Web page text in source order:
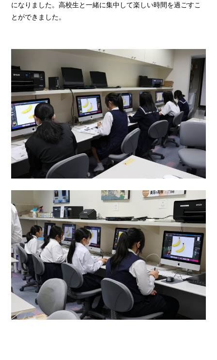
になりました。高校生と一緒に集中して楽しい時間を過ごすこ
とができました。